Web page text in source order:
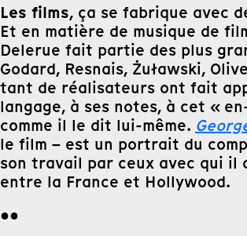
Les films, ça se fabrique avec
Et en matière de musique de
Delerue fait partie des plus
Godard, Resnais, Żuławski,
tant de réalisateurs ont fait
langage, à ses notes, à cet «
comme il le dit lui-même.
le film – est un portrait du
son travail par ceux avec qui il
entre la France et Hollywood.
●●